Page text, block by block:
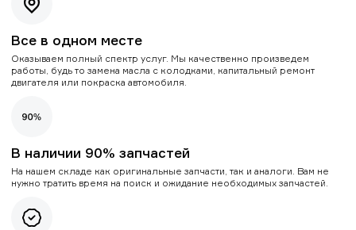
Все в одном месте
Оказываем полный спектр услуг. Мы качественно произведем
работы, будь то замена масла с колодками, капитальный ремонт
двигателя или покраска автомобиля.
В наличии 90% запчастей
На нашем складе как оригинальные запчасти, так и аналоги. Вам не
нужно тратить время на поиск и ожидание необходимых запчастей.